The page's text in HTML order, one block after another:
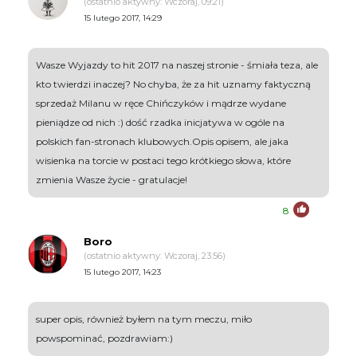
15 lutego 2017, 14:29
Wasze Wyjazdy to hit 2017 na naszej stronie - śmiała teza, ale
kto twierdzi inaczej? No chyba, że za hit uznamy faktyczną
sprzedaż Milanu w ręce Chińczyków i mądrze wydane
pieniądze od nich :) dość rzadka inicjatywa w ogóle na
polskich fan-stronach klubowych.Opis opisem, ale jaka
wisienka na torcie w postaci tego krótkiego słowa, które
zmienia Wasze życie - gratulacje!
8
Boro
(ostatnio aktywny: Wczoraj, 23:56)
15 lutego 2017, 14:23
super opis, również byłem na tym meczu, miło
powspominać, pozdrawiam:)